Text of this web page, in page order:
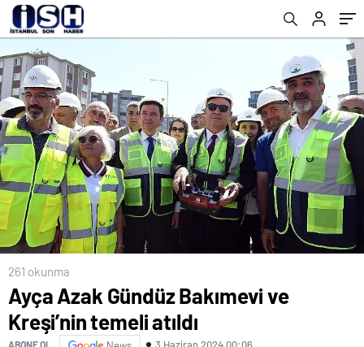
261 okunma
Ayça Azak Gündüz Bakımevi ve
Kreşi’nin temeli atıldı
ABONE OL
düzenlediği “21’inci Yüzyılda Yeni Sosyal
Demokrat Belediyecilik” paneline ev
sahipliği yaptı